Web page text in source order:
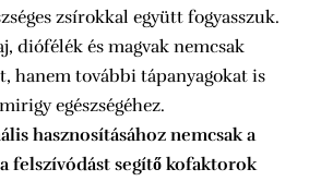
zsírokkal együtt fogyasszuk.
diófélék és magvak nemcsak
hanem további tápanyagokat is
egészségéhez.
hasznosításához nemcsak a
felszívódást segítő kofaktorok